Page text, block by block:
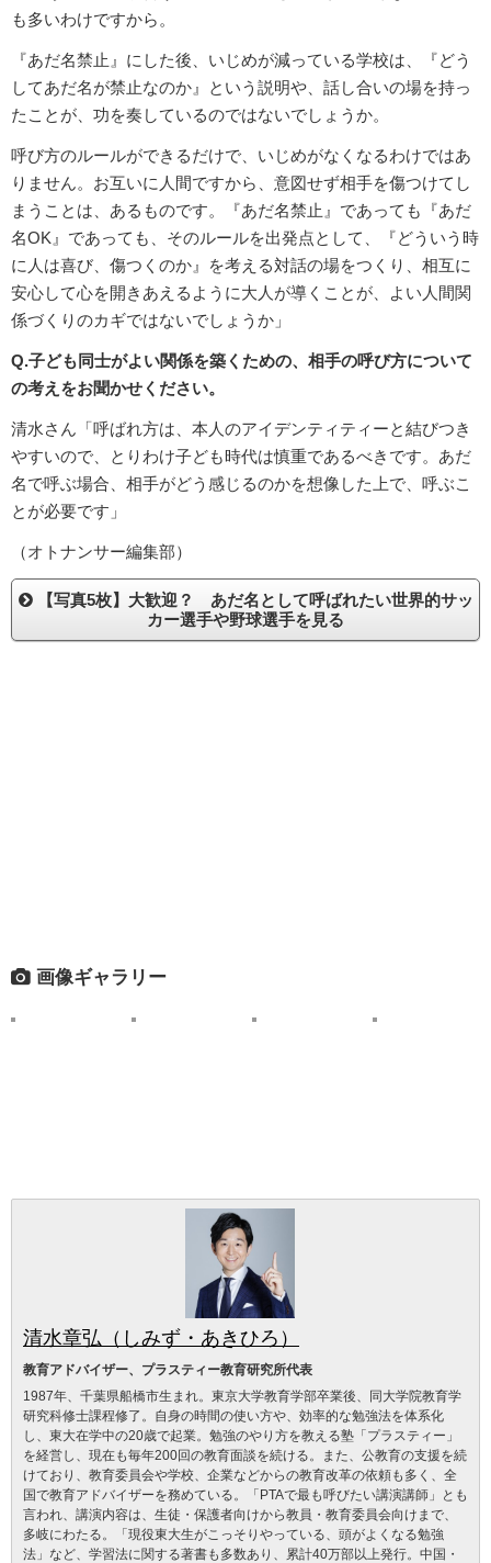
も多いわけですから。
『あだ名禁止』にした後、いじめが減っている学校は、『どう
してあだ名が禁止なのか』という説明や、話し合いの場を持っ
たことが、功を奏しているのではないでしょうか。
呼び方のルールができるだけで、いじめがなくなるわけではあ
りません。お互いに人間ですから、意図せず相手を傷つけてし
まうことは、あるものです。『あだ名禁止』であっても『あだ
名OK』であっても、そのルールを出発点として、『どういう時
に人は喜び、傷つくのか』を考える対話の場をつくり、相互に
安心して心を開きあえるように大人が導くことが、よい人間関
係づくりのカギではないでしょうか」
Q.子ども同士がよい関係を築くための、相手の呼び方について
の考えをお聞かせください。
清水さん「呼ばれ方は、本人のアイデンティティーと結びつき
やすいので、とりわけ子ども時代は慎重であるべきです。あだ
名で呼ぶ場合、相手がどう感じるのかを想像した上で、呼ぶこ
とが必要です」
（オトナンサー編集部）
【写真5枚】大歓迎？ あだ名として呼ばれたい世界的サッ
カー選手や野球選手を見る
画像ギャラリー
清水章弘（しみず・あきひろ）
教育アドバイザー、プラスティー教育研究所代表
1987年、千葉県船橋市生まれ。東京大学教育学部卒業後、同大学院教育学
研究科修士課程修了。自身の時間の使い方や、効率的な勉強法を体系化
し、東大在学中の20歳で起業。勉強のやり方を教える塾「プラスティー」
を経営し、現在も毎年200回の教育面談を続ける。また、公教育の支援を続
けており、教育委員会や学校、企業などからの教育改革の依頼も多く、全
国で教育アドバイザーを務めている。「PTAで最も呼びたい講演講師」とも
言われ、講演内容は、生徒・保護者向けから教員・教育委員会向けまで、
多岐にわたる。「現役東大生がこっそりやっている、頭がよくなる勉強
法」など、学習法に関する著書も多数あり、累計40万部以上発行。中国・